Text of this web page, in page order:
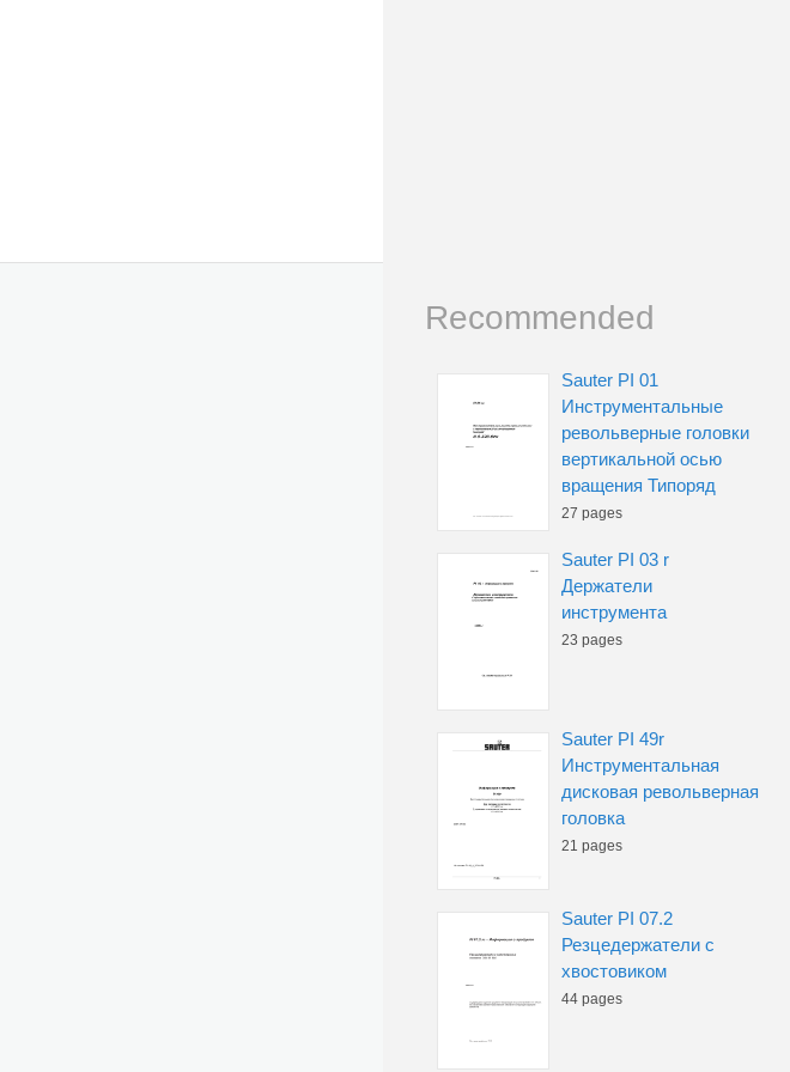
Recommended
Sauter PI 01
Инструментальные
револьверные головки
вертикальной осью
вращения Типоряд
27 pages
Sauter PI 03 r
Держатели
инструмента
23 pages
Sauter PI 49r
Инструментальная
дисковая револьверная
головка
21 pages
Sauter PI 07.2
Резцедержатели с
хвостовиком
44 pages